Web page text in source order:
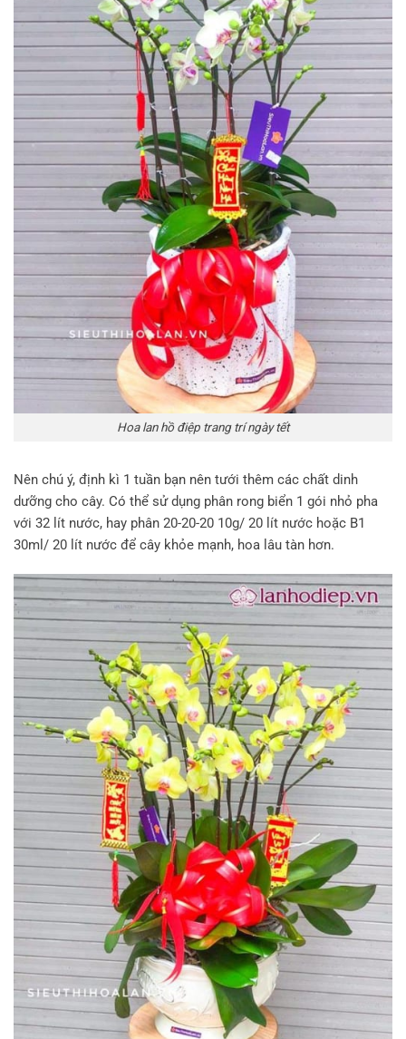
Hoa lan hồ điệp trang trí ngày tết
Nên chú ý, định kì 1 tuần bạn nên tưới thêm các chất dinh
dưỡng cho cây. Có thể sử dụng phân rong biển 1 gói nhỏ pha
với 32 lít nước, hay phân 20-20-20 10g/ 20 lít nước hoặc B1
30ml/ 20 lít nước để cây khỏe mạnh, hoa lâu tàn hơn.